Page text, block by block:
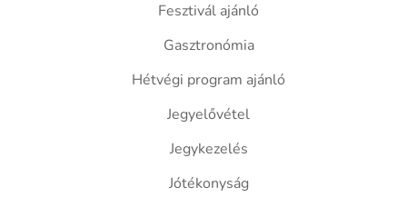
Fesztivál ajánló
Gasztronómia
Hétvégi program ajánló
Jegyelővétel
Jegykezelés
Jótékonyság